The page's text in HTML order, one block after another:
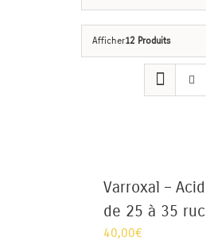
Afficher12 Produits
Varroxal –
de 25 à 35
40,00€